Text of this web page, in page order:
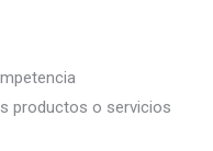
productos o servicios